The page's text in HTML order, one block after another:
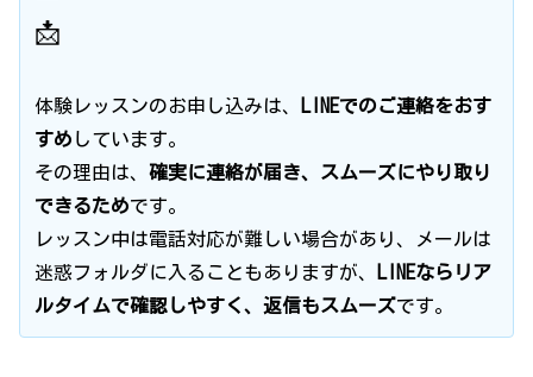
📩
体験レッスンのお申し込みは、
LINEでのご連絡をおす
すめ しています。
その理由は、 確実に連絡が届き、スムーズにやり取り
できるためです。
レッスン中は電話対応が難しい場合があり、メールは
迷惑フォルダに入ることもありますが、
LINEならリア
ルタイムで確認しやすく、返信もスムーズです。